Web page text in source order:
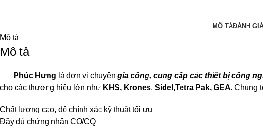
MÔ TẢĐÁNH
Mô tả
Mô tả
Phúc Hưng là đơn vị chuyên gia công, cung cấp các thiết bị công
cho các thương hiệu lớn như KHS, Krones, Sidel,Tetra Pak, GEA. Chúng
Chất lượng cao, độ chính xác kỹ thuật tối ưu
Đầy đủ chứng nhận CO/CQ